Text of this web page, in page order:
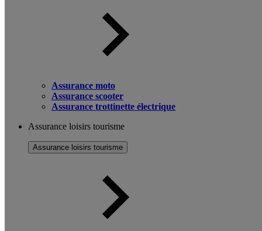
Assurance moto
Assurance scooter
Assurance trottinette électrique
Assurance loisirs tourisme
Assurance loisirs tourisme